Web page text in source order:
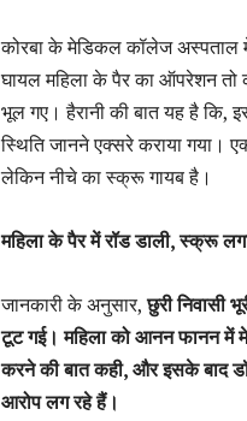
कोरबा के मेडिकल कॉलेज अस्पताल
घायल महिला के पैर का ऑपरेशन तो
भूल गए। हैरानी की बात यह है कि,
स्थिति जानने एक्सरे कराया गया।
लेकिन नीचे का स्क्रू गायब है।
महिला के पैर में रॉड डाली, स्क्रू
जानकारी के अनुसार,छुरी निवासी
टूट गई। महिला को आनन फानन में
करने की बात कही, और इसके बाद
आरोप लग रहे हैं।